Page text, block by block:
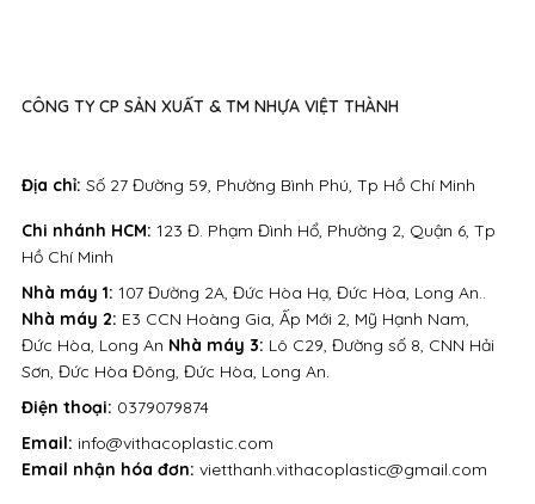
Địa chỉ: Số 27 Đường 59, Phường Bình Phú, Tp Hồ Chí Minh
Điện thoại: 0379079874
Email: info@vithacoplastic.com
Email nhận hóa đơn: vietthanh.vithacoplastic@gmail.com
CÔNG TY CP SẢN XUẤT & TM NHỰA VIỆT THÀNH
Nhà máy 1: 107 Đường 2A, Đức Hòa Hạ, Đức Hòa, Long An..
Nhà máy 2: E3 CCN Hoàng Gia, Ấp Mới 2, Mỹ Hạnh Nam,
Đức Hòa, Long An Nhà máy 3: Lô C29, Đường số 8, CNN Hải
Sơn, Đức Hòa Đông, Đức Hòa, Long An.
Chi nhánh HCM: 123 Đ. Phạm Đình Hổ, Phường 2, Quận 6, Tp
Hồ Chí Minh